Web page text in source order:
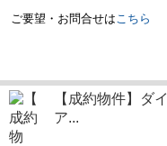
ご要望・お問合せはこちら
【成約物件】ダイ
ア...